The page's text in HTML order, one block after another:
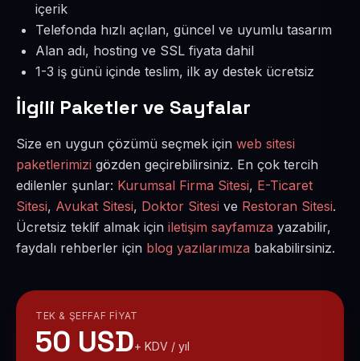
içerik
Telefonda hızlı açılan, güncel ve uyumlu tasarım
Alan adı, hosting ve SSL fiyata dahil
1-3 iş günü içinde teslim, ilk ay destek ücretsiz
İlgili Paketler ve Sayfalar
Size en uygun çözümü seçmek için web sitesi
paketlerimizi gözden geçirebilirsiniz. En çok tercih
edilenler şunlar: Kurumsal Firma Sitesi, E-Ticaret
Sitesi, Avukat Sitesi, Doktor Sitesi ve Restoran Sitesi.
Ücretsiz teklif almak için iletişim sayfamıza yazabilir,
faydalı rehberler için blog yazılarımıza bakabilirsiniz.
TEK & ŞEFFAF FIYAT
50 USD+ KDV / yıl